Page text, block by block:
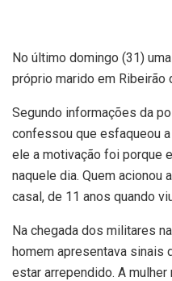
No último domingo (31)
próprio marido em Ribeirão
Segundo informações da
confessou que esfaqueou
ele a motivação foi porque
naquele dia. Quem acionou
casal, de 11 anos quando
Na chegada dos militares
homem apresentava sinais
estar arrependido. A